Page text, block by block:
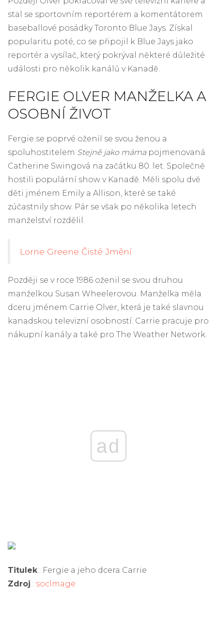
stal se sportovním reportérem a komentátorem
baseballové posádky Toronto Blue Jays. Získal
popularitu poté, co se připojil k Blue Jays jako
reportér a vysílač, který pokrýval některé důležité
události pro několik kanálů v Kanadě.
FERGIE OLVER MANŽELKA A
OSOBNÍ ŽIVOT
Fergie se poprvé oženil se svou ženou a
spoluhostitelem Stejně jako mámapojmenovaná
Catherine Swingová na začátku 80. let. Společně
hostili populární show v Kanadě. Měli spolu dvě
děti jménem Emily a Allison, které se také
zúčastnily show. Pár se však po několika letech
manželství rozdělil.
Lorne Greene Čisté Jmění
Později se v roce 1986 oženil se svou druhou
manželkou Susan Wheelerovou. Manželka měla
dceru jménem Carrie Olver, která je také slavnou
kanadskou televizní osobností. Carrie pracuje pro
nákupní kanály a také pro The Weather Network.
ad
Titulek: Fergie a jeho dcera Carrie
Zdroj : soclmage